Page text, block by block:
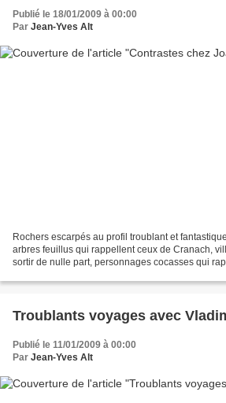
Publié le 18/01/2009 à 00:00
Par Jean-Yves Alt
Rochers escarpés au profil troublant et
arbres feuillus qui rappellent ceux de Cranach,
sortir de nulle part, personnages cocasses qui
Troublants voyages avec
Publié le 11/01/2009 à 00:00
Par Jean-Yves Alt